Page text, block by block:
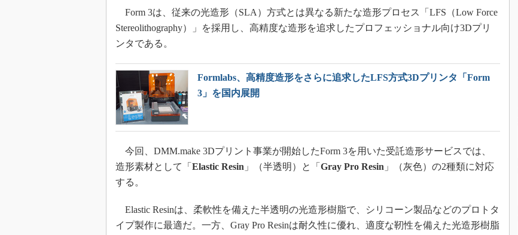
制御セキュリティ
Form 3は、従来の光造形（SLA）方式とは異なる新たな造形プロセス「LFS（Low Force
Stereolithography）」を採用し、高精度な造形を追求したプロフェッショナル向け3Dプリ
ンタである。
Formlabs、高精度造形をさらに追求したLFS方式3Dプリンタ「Form
3」を国内展開
今回、DMM.make 3Dプリント事業が開始したForm 3を用いた受託造形サービスでは、
造形素材として「 Elastic Resin 」（半透明）と「 Gray Pro Resin 」（灰色）の2種類に対応
する。
Elastic Resinは、柔軟性を備えた半透明の光造形樹脂で、シリコーン製品などのプロトタ
イプ製作に最適だ。一方、Gray Pro Resinは耐久性に優れ、適度な靭性を備えた光造形樹脂